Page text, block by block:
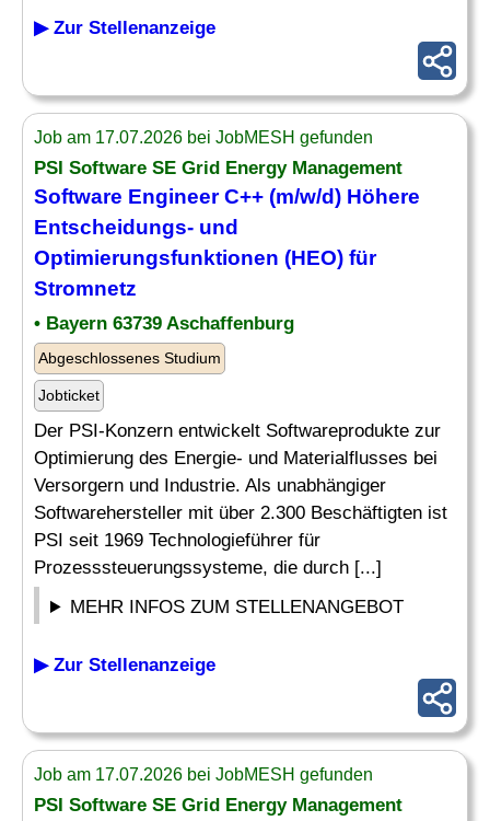
▶ Zur Stellenanzeige
Job am 17.07.2026 bei JobMESH gefunden
PSI Software SE Grid Energy Management
Software Engineer C++ (m/w/d) Höhere
Entscheidungs- und
Optimierungsfunktionen (HEO) für
Stromnetz
• Bayern 63739 Aschaffenburg
Abgeschlossenes Studium
Jobticket
Der PSI-Konzern entwickelt Softwareprodukte zur
Optimierung des Energie- und Materialflusses bei
Versorgern und Industrie. Als unabhängiger
Softwarehersteller mit über 2.300 Beschäftigten ist
PSI seit 1969 Technologieführer für
Prozesssteuerungssysteme, die durch [...]
MEHR INFOS ZUM STELLENANGEBOT
▶ Zur Stellenanzeige
Job am 17.07.2026 bei JobMESH gefunden
PSI Software SE Grid Energy Management